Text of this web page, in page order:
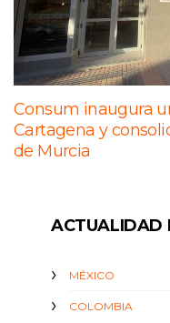
Consum inaugura
Cartagena y
de Murcia
ACTUALIDAD
MÉXICO
COLOMBIA